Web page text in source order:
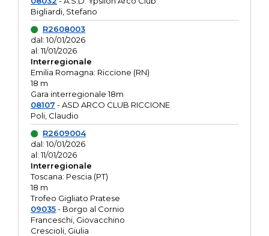
Bigliardi, Stefano
R2608003
dal: 10/01/2026
al: 11/01/2026
Interregionale
Emilia Romagna: Riccione (RN)
18 m
Gara interregionale 18m
08107 - ASD ARCO CLUB RICCIONE
Poli, Claudio
R2609004
dal: 10/01/2026
al: 11/01/2026
Interregionale
Toscana: Pescia (PT)
18 m
Trofeo Gigliato Pratese
09035- Borgo al Cornio
Franceschi, Giovacchino
Crescioli, Giulia